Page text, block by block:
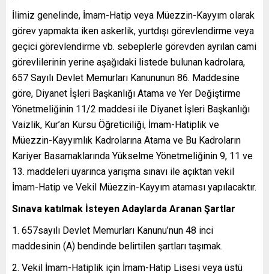
İlimiz genelinde, İmam-Hatip veya Müezzin-Kayyım olarak
görev yapmakta iken askerlik, yurtdışı görevlendirme veya
geçici görevlendirme vb. sebeplerle görevden ayrılan cami
görevlilerinin yerine aşağıdaki listede bulunan kadrolara,
657 Sayılı Devlet Memurları Kanununun 86. Maddesine
göre, Diyanet İşleri Başkanlığı Atama ve Yer Değiştirme
Yönetmeliğinin 11/2 maddesi ile Diyanet İşleri Başkanlığı
Vaizlik, Kur’an Kursu Öğreticiliği, İmam-Hatiplik ve
Müezzin-Kayyımlık Kadrolarına Atama ve Bu Kadroların
Kariyer Basamaklarında Yükselme Yönetmeliğinin 9, 11 ve
13. maddeleri uyarınca yarışma sınavı ile açıktan vekil
İmam-Hatip ve Vekil Müezzin-Kayyım ataması yapılacaktır.
Sınava katılmak İsteyen Adaylarda Aranan Şartlar
1. 657sayılı Devlet Memurları Kanunu’nun 48 inci
maddesinin (A) bendinde belirtilen şartları taşımak.
2. Vekil İmam-Hatiplik için İmam-Hatip Lisesi veya üstü